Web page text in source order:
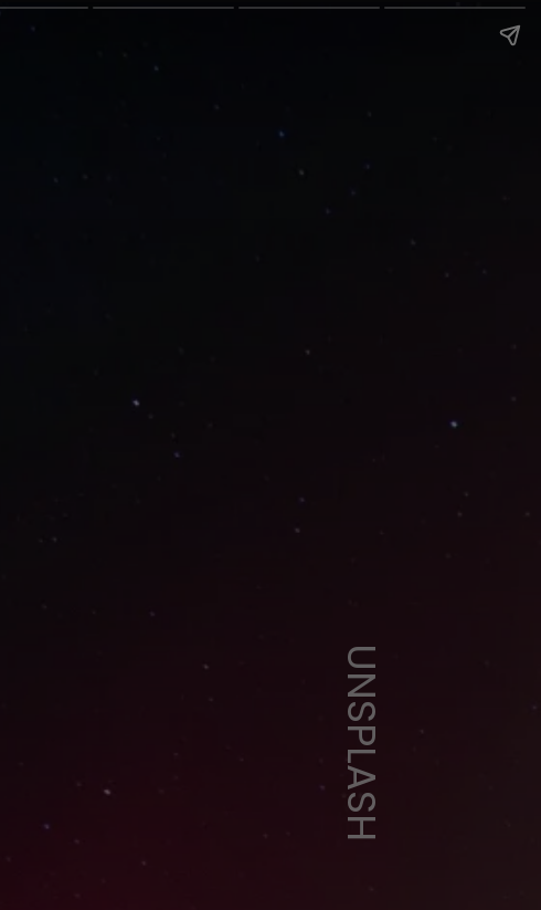
UNSPLASH